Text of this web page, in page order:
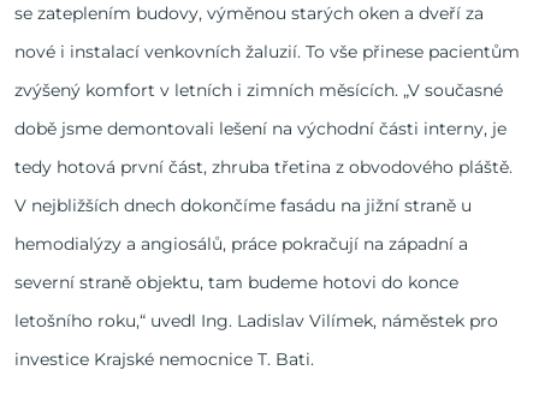
se zateplením budovy, výměnou starých oken a dveří za
nové i instalací venkovních žaluzií. To vše přinese pacientům
zvýšený komfort v letních i zimních měsících. „V současné
době jsme demontovali lešení na východní části interny, je
tedy hotová první část, zhruba třetina z obvodového pláště.
V nejbližších dnech dokončíme fasádu na jižní straně u
hemodialýzy a angiosálů, práce pokračují na západní a
severní straně objektu, tam budeme hotovi do konce
letošního roku,“ uvedl Ing. Ladislav Vilímek, náměstek pro
investice Krajské nemocnice T. Bati.